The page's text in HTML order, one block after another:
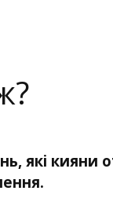
які кияни